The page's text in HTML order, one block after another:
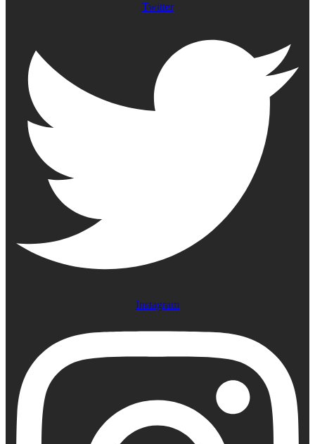
Twitter
Instagram